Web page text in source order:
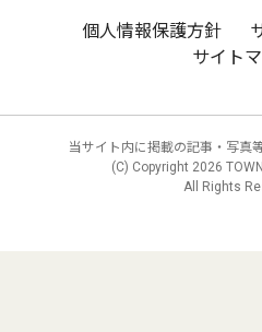
個人情報保護方針
サイト
当サイト内に掲載の記事・写真
(C) Copyright 2026
All Rights